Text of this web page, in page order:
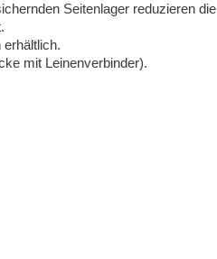
Seitenlager reduzieren die
mit Leinenverbinder).